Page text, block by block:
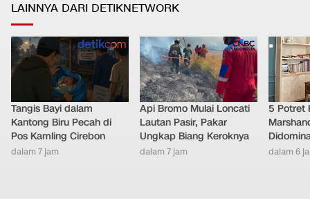
LAINNYA DARI DETIKNETWORK
Tangis Bayi dalam
Kantong Biru Pecah di
Pos Kamling Cirebon
dalam 7 jam
Api Bromo Mulai Loncati
Lautan Pasir, Pakar
Ungkap Biang Keroknya
dalam 7 jam
5 Potret
dalam 6